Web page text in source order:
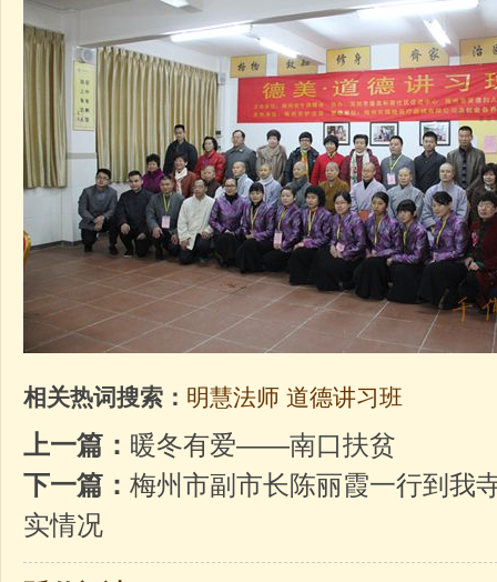
相关热词搜索： 明慧法师 道德讲习班
上一篇： 暖冬有爱——南口扶贫
下一篇： 梅州市副市长陈丽霞一行到我
实情况